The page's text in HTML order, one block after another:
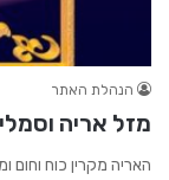
הנהלת האתר
מזל אריה
האריה מקרין כוח וחום